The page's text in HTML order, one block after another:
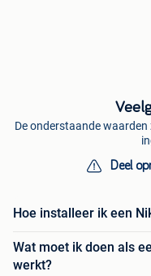
De onderstaande
Deel
Hoe installeer ik een
Wat moet ik doen als
werkt?